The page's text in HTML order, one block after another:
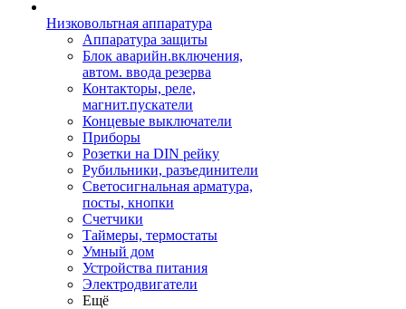
Низковольтная аппаратура
Аппаратура защиты
Блок аварийн.включения,
автом. ввода резерва
Контакторы, реле,
магнит.пускатели
Концевые выключатели
Приборы
Розетки на DIN рейку
Рубильники, разъединители
Светосигнальная арматура,
посты, кнопки
Счетчики
Таймеры, термостаты
Умный дом
Устройства питания
Электродвигатели
Ещё